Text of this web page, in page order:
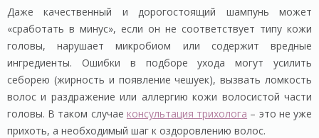
Даже качественный и дорогостоящий шампунь может
«сработать в минус», если он не соответствует типу кожи
головы, нарушает микробиом или содержит вредные
ингредиенты. Ошибки в подборе ухода могут усилить
себорею (жирность и появление чешуек), вызвать ломкость
волос и раздражение или аллергию кожи волосистой части
головы. В таком случае консультация трихолога – это не уже
прихоть, а необходимый шаг к оздоровлению волос.